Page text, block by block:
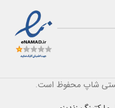
شاپ محفوظ است.